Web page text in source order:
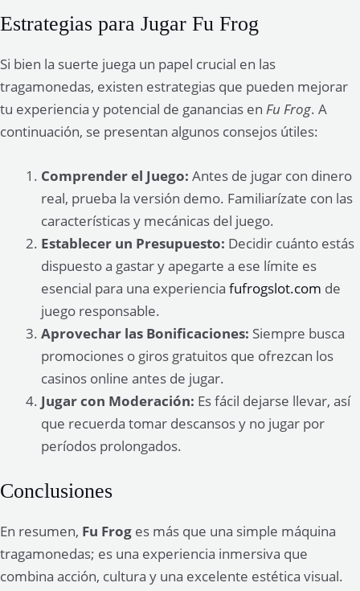
Estrategias para Jugar Fu Frog
Si bien la suerte juega un papel crucial en las
tragamonedas, existen estrategias que pueden mejorar
tu experiencia y potencial de ganancias en Fu Frog. A
continuación, se presentan algunos consejos útiles:
Comprender el Juego: Antes de jugar con dinero
real, prueba la versión demo. Familiarízate con las
características y mecánicas del juego.
Establecer un Presupuesto: Decidir cuánto estás
dispuesto a gastar y apegarte a ese límite es
esencial para una experiencia fufrogslot.com de
juego responsable.
Aprovechar las Bonificaciones: Siempre busca
promociones o giros gratuitos que ofrezcan los
casinos online antes de jugar.
Jugar con Moderación: Es fácil dejarse llevar, así
que recuerda tomar descansos y no jugar por
períodos prolongados.
Conclusiones
En resumen, Fu Frog es más que una simple máquina
tragamonedas; es una experiencia inmersiva que
combina acción, cultura y una excelente estética visual.